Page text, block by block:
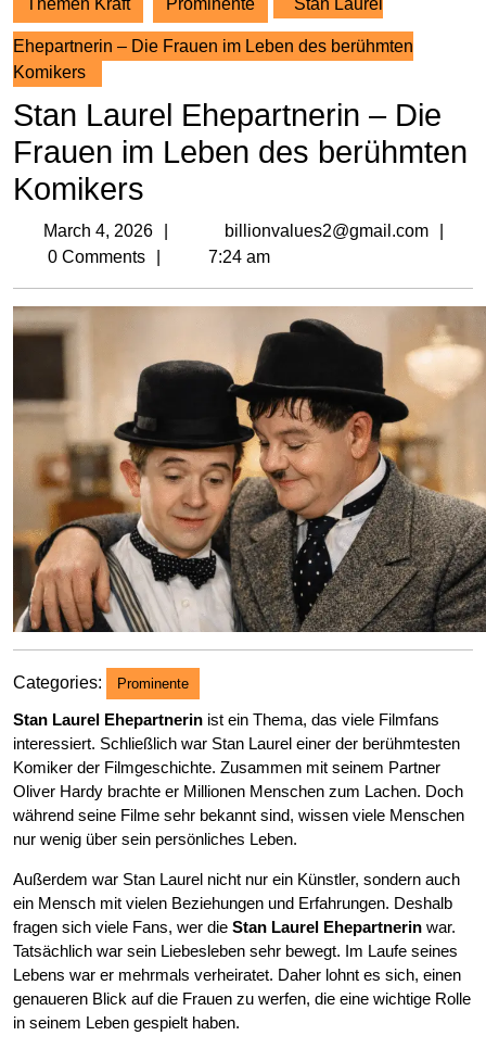
Themen Kraft Prominente Stan Laurel
Ehepartnerin – Die Frauen im Leben des berühmten
Komikers
Stan Laurel Ehepartnerin – Die
Frauen im Leben des berühmten
Komikers
March 4, 2026
Marchbillionvalues2@gmail.com
0 Comments
7:24 am
Categories: Prominente
Stan Laurel Ehepartnerin ist ein Thema, das viele Filmfans
interessiert. Schließlich war Stan Laurel einer der berühmtesten
Komiker der Filmgeschichte. Zusammen mit seinem Partner
Oliver Hardy brachte er Millionen Menschen zum Lachen. Doch
während seine Filme sehr bekannt sind, wissen viele Menschen
nur wenig über sein persönliches Leben.
Außerdem war Stan Laurel nicht nur ein Künstler, sondern auch
ein Mensch mit vielen Beziehungen und Erfahrungen. Deshalb
fragen sich viele Fans, wer die Stan Laurel Ehepartnerin war.
Tatsächlich war sein Liebesleben sehr bewegt. Im Laufe seines
Lebens war er mehrmals verheiratet. Daher lohnt es sich, einen
genaueren Blick auf die Frauen zu werfen, die eine wichtige Rolle
in seinem Leben gespielt haben.